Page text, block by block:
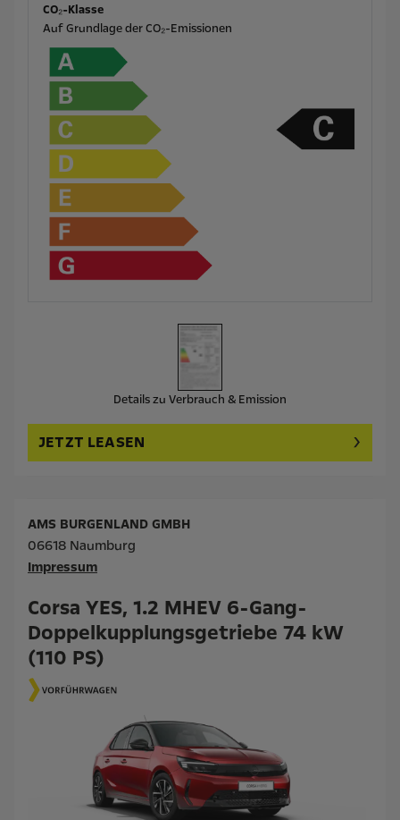
CO₂-Klasse
Auf Grundlage der CO₂-Emissionen
Details zu Verbrauch & Emission
JETZT LEASEN
Corsa YES, 1.2 MHEV 6-Gang-
Doppelkupplungsgetriebe 74 kW
(110 PS)
AMS BURGENLAND GMBH
06618 Naumburg
Impressum